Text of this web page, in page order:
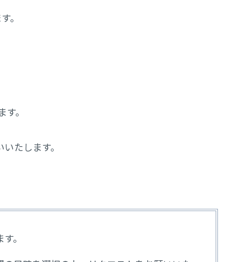
。
。
たします。
。